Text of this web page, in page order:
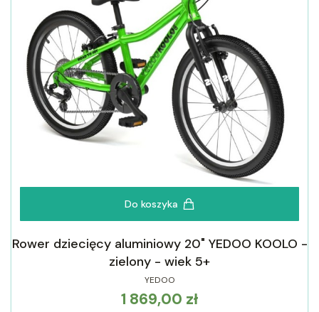
Do koszyka
Rower dziecięcy aluminiowy 20" YEDOO KOOLO -
zielony - wiek 5+
YEDOO
Cena
1 869,00 zł